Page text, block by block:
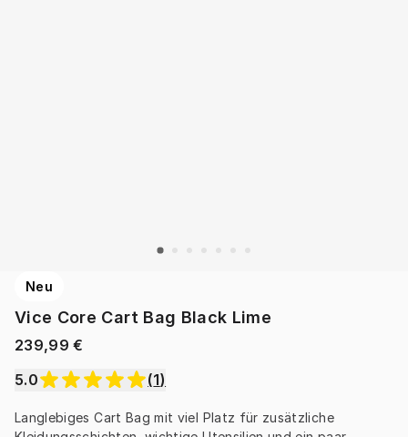
Neu
Vice Core Cart Bag Black Lime
239,99 €
5.0
(1)
Langlebiges Cart Bag mit viel Platz für zusätzliche